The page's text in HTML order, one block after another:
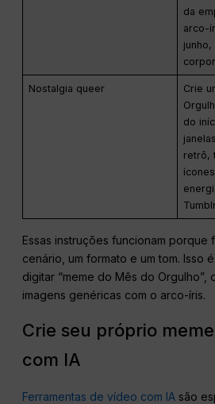
da
arco-
Nostalgia queer
Crie
do
retrô,
Essas instruções funcionam porque
cenário, um formato e um tom. Isso
digitar “meme do Mês do Orgulho”,
imagens genéricas com o arco-íris.
Crie seu próprio
com IA
Ferramentas de vídeo com IA são